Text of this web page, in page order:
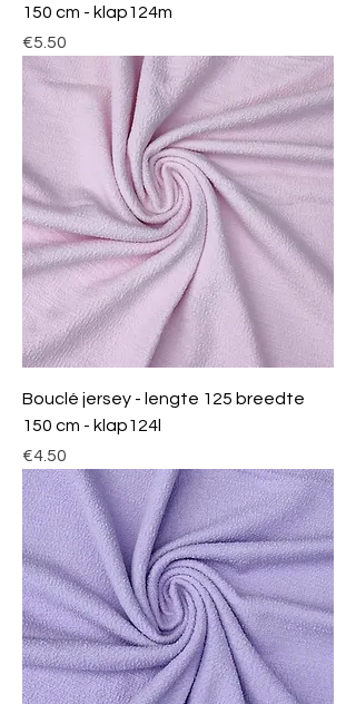
150 cm - klap124m
Price
€5.50
Bouclé jersey - lengte 125 breedte
150 cm - klap124l
Price
€4.50